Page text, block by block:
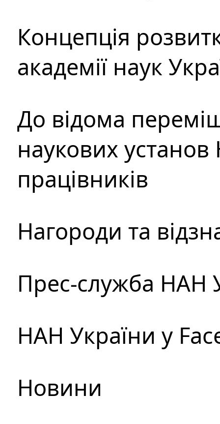
Концепція
академії наук
До відома
наукових установ
працівників
Нагороди та
Прес-служба НАН
НАН України у
Новини